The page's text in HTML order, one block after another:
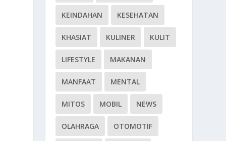
KEINDAHAN KESEHATAN
KHASIAT KULINER KULIT
LIFESTYLE MAKANAN
MANFAAT MENTAL
MITOS MOBIL NEWS
OLAHRAGA OTOMOTIF